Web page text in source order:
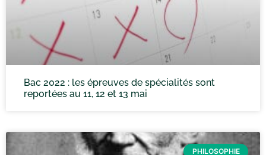
Bac 2022 : les épreuves de spécialités sont
reportées au 11, 12 et 13 mai
PHILOSOPHIE